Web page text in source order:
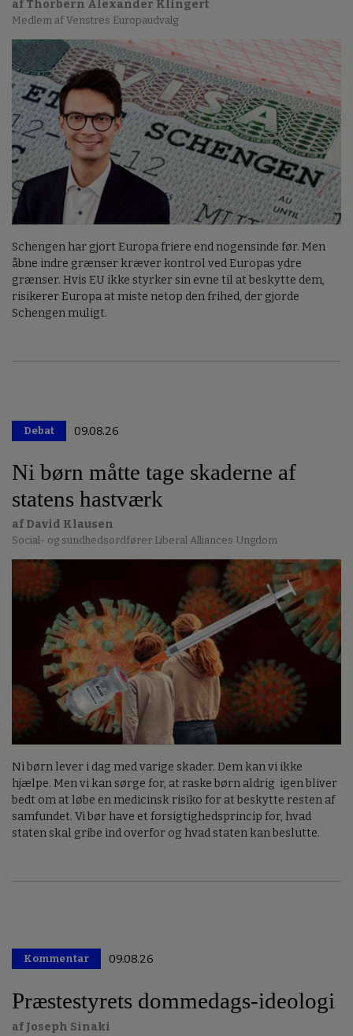
af Thorbern Alexander Klingert
Medlem af Venstres Europaudvalg
Schengen har gjort Europa friere end nogensinde før. Men
åbne indre grænser kræver kontrol ved Europas ydre
grænser. Hvis EU ikke styrker sin evne til at beskytte dem,
risikerer Europa at miste netop den frihed, der gjorde
Schengen muligt.
Debat 09.08.26
Ni børn måtte tage skaderne af
statens hastværk
af David Klausen
Social- og sundhedsordfører Liberal Alliances Ungdom
Ni børn lever i dag med varige skader. Dem kan vi ikke
hjælpe. Men vi kan sørge for, at raske børn aldrig igen bliver
bedt om at løbe en medicinsk risiko for at beskytte resten af
samfundet. Vi bør have et forsigtighedsprincip for, hvad
staten skal gribe ind overfor og hvad staten kan beslutte.
Kommentar 09.08.26
Præstestyrets dommedags-ideologi
af Joseph Sinaki